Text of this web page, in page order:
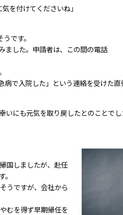
を付けてくださいね」
です。
ました。申請者は、この間の電話
で入院した」という連絡を受けた直
にも元気を取り戻したとのことでし
国しましたが、赴任
うですが、会社から
むを得ず早期帰任を